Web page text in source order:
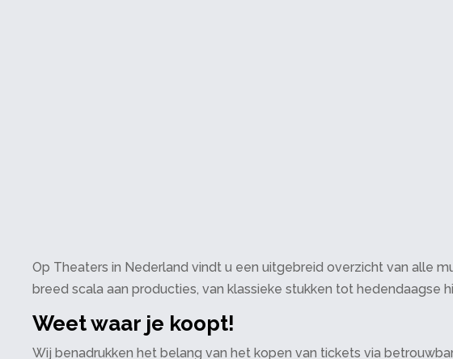
Op Theaters in Nederland vindt u een uitgebreid overzicht van alle
breed scala aan producties, van klassieke stukken tot
Weet waar je koopt!
Wij benadrukken het belang van het kopen van tickets via